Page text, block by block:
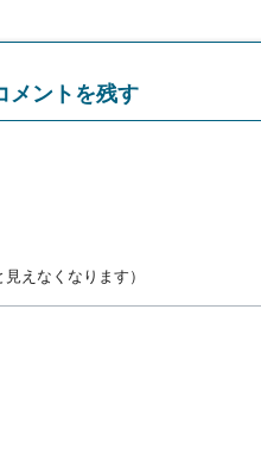
メントを残す
えなくなります）